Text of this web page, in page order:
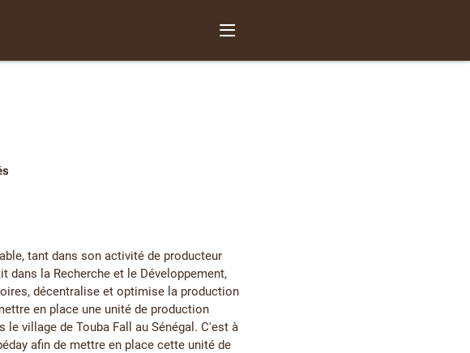
tant dans son activité de producteur
dans la Recherche et le Développement,
décentralise et optimise la production
en place une unité de production
village de Touba Fall au Sénégal. C'est à
afin de mettre en place cette unité de